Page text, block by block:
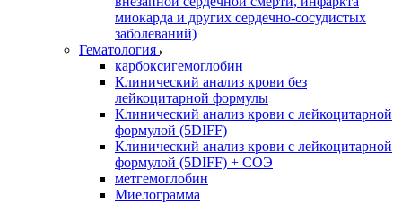
миокарда и других сердечно-сосудистых
заболеваний)
Гематология
карбоксигемоглобин
Клинический анализ крови без
лейкоцитарной формулы
Клинический анализ крови с лейкоцитарной
формулой (5DIFF)
Клинический анализ крови с лейкоцитарной
формулой (5DIFF) + СОЭ
метгемоглобин
Миелограмма